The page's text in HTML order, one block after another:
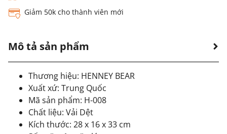
Giảm 50k cho thành viên mới
Mô tả sản phẩm
Thương hiệu: HENNEY BEAR
Xuất xứ: Trung Quốc
Mã sản phẩm: H-008
Chất liệu: Vải Dệt
Kích thước: 28 x 16 x 33 cm